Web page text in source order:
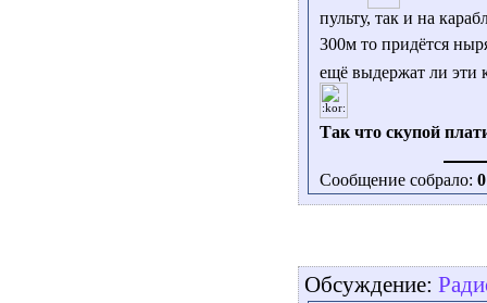
пульту, так и на
300м то придётся
ещё выдержат ли эти
Так что скупой
Сообщение собрало: 0
Обсуждение: